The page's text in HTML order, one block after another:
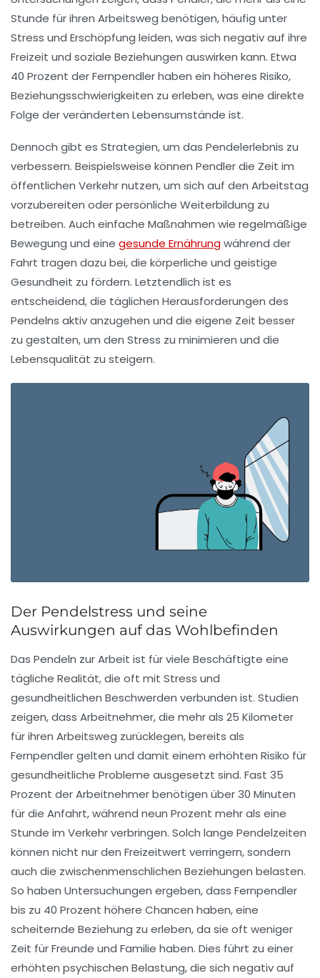
Stunde für ihren Arbeitsweg benötigen, häufig unter
Stress und Erschöpfung leiden, was sich negativ auf ihre
Freizeit und soziale Beziehungen auswirken kann. Etwa
40 Prozent der Fernpendler haben ein höheres Risiko,
Beziehungsschwierigkeiten zu erleben, was eine direkte
Folge der veränderten Lebensumstände ist.
Dennoch gibt es Strategien, um das Pendelerlebnis zu
verbessern. Beispielsweise können Pendler die Zeit im
öffentlichen Verkehrnutzen, um sich auf den Arbeitstag
vorzubereiten oder persönliche Weiterbildung zu
betreiben. Auch einfache Maßnahmen wie regelmäßige
Bewegung und eine gesunde Ernährungwährend der
Fahrt tragen dazu bei, die körperliche und geistige
Gesundheit zu fördern. Letztendlich ist es
entscheidend, die täglichen Herausforderungen des
Pendelns aktiv anzugehen und die eigene Zeit besser
zu gestalten, um den Stress zu minimieren und die
Lebensqualität zu steigern.
Der Pendelstress und seine
Auswirkungen auf das Wohlbefinden
Das Pendeln zur Arbeit ist für viele Beschäftigte eine
tägliche Realität, die oft mit Stress und
gesundheitlichen Beschwerden verbunden ist. Studien
zeigen, dass Arbeitnehmer, die mehr als 25 Kilometer
für ihren Arbeitsweg zurücklegen, bereits als
Fernpendlergelten und damit einem erhöhten Risiko für
gesundheitliche Probleme ausgesetzt sind. Fast 35
Prozent der Arbeitnehmer benötigen über 30 Minuten
für die Anfahrt, während neun Prozent mehr als eine
Stunde im Verkehr verbringen. Solch lange Pendelzeiten
können nicht nur den Freizeitwert verringern, sondern
auch die zwischenmenschlichen Beziehungen belasten.
So haben Untersuchungen ergeben, dass Fernpendler
bis zu 40 Prozent höhere Chancen haben, eine
scheiternde Beziehung zu erleben, da sie oft weniger
Zeit für Freunde und Familie haben. Dies führt zu einer
erhöhten psychischen Belastung, die sich negativ auf